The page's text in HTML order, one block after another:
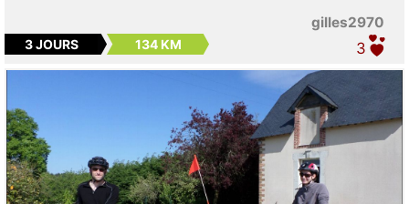
gilles2970
3 JOURS 134 KM 3